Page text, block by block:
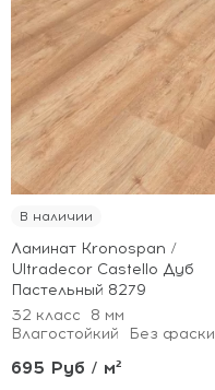
В наличии
Ламинат Kronospan /
Ultradecor Castello Дуб
Пастельный 8279
32 класс
8 мм
Влагостойкий
Без фаски
695 Руб / м²